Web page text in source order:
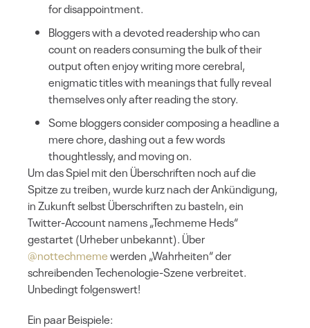
for disappointment.
Bloggers with a devoted readership who can
count on readers consuming the bulk of their
output often enjoy writing more cerebral,
enigmatic titles with meanings that fully reveal
themselves only after reading the story.
Some bloggers consider composing a headline a
mere chore, dashing out a few words
thoughtlessly, and moving on.
Um das Spiel mit den Überschriften noch auf die
Spitze zu treiben, wurde kurz nach der Ankündigung,
in Zukunft selbst Überschriften zu basteln, ein
Twitter-Account namens „Techmeme Heds“
gestartet (Urheber unbekannt). Über
@nottechmemewerden „Wahrheiten“ der
schreibenden Techenologie-Szene verbreitet.
Unbedingt folgenswert!
Ein paar Beispiele: